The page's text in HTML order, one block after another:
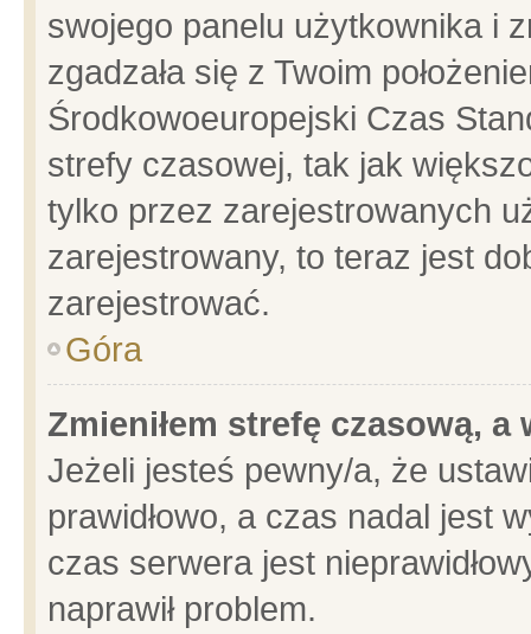
swojego panelu użytkownika i
zgadzała się z Twoim
Środkowoeuropejski Czas
strefy czasowej, tak jak
tylko przez zarejestrowanych
zarejestrowany, to teraz jest
zarejestrować.
Góra
Zmieniłem strefę czasową,
Jeżeli jesteś pewny/a, że
prawidłowo, a czas nadal jest
czas serwera jest
naprawił problem.